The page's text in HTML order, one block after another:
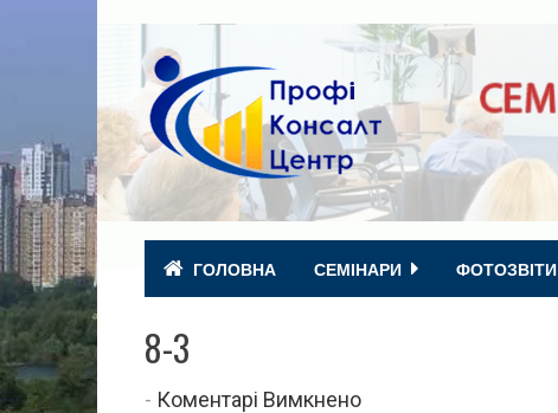
ГОЛОВНА СЕМІНАРИ ФОТОЗВІТИ
8-3
- Коментарі Вимкненодо